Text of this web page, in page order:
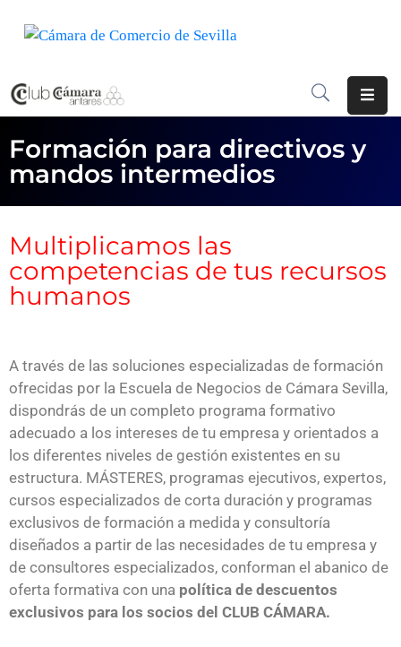
INICIO
¿QUÉ
ES?
CENTRO
DE
SERVICIOS
COMUNICACIÓN
VOLVER
A
CÁMARA
Formación para directivos y
mandos intermedios
Multiplicamos las
competencias de tus recursos
humanos
A través de las soluciones especializadas de formación
ofrecidas por la Escuela de Negocios de Cámara Sevilla,
dispondrás de un completo programa formativo
adecuado a los intereses de tu empresa y orientados a
los diferentes niveles de gestión existentes en su
estructura. MÁSTERES, programas ejecutivos, expertos,
cursos especializados de corta duración y programas
exclusivos de formación a medida y consultoría
diseñados a partir de las necesidades de tu empresa y
de consultores especializados, conforman el abanico de
oferta formativa con una política de descuentos
exclusivos para los socios del CLUB CÁMARA.